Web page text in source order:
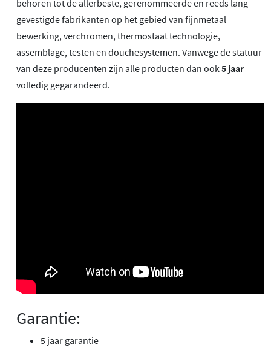
behoren tot de allerbeste, gerenommeerde en reeds lang
gevestigde fabrikanten op het gebied van fijnmetaal
bewerking, verchromen, thermostaat technologie,
assemblage, testen en douchesystemen. Vanwege de statuur
van deze producenten zijn alle producten dan ook5 jaar
volledig gegarandeerd.
Garantie:
5 jaar garantie